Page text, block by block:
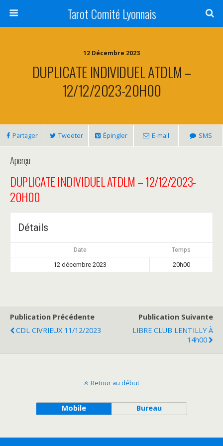
Tarot Comité Lyonnais
12 Décembre 2023
DUPLICATE INDIVIDUEL ATDLM –
12/12/2023-20H00
Partager Tweeter Épingler E-mail SMS
Aperçu
DUPLICATE INDIVIDUEL ATDLM – 12/12/2023-
20H00
Détails
Date Temps
12 décembre 2023 20h00
Publication Précédente
CDL CIVRIEUX 11/12/2023
Publication Suivante
LIBRE CLUB LENTILLY À
14h00
Retour au début
Mobile Bureau